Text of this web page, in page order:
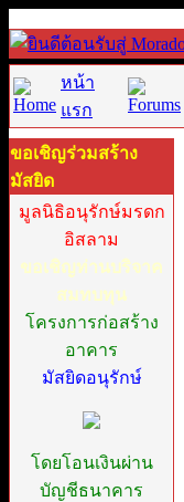
หน้า
แรก
ขอเชิญร่วมสร้าง
มัสยิด
มูลนิธิอนุรักษ์มรดก
อิสลาม
ขอเชิญท่านบริจาค
สมทบทุน
โครงการก่อสร้าง
อาคาร
มัสยิดอนุรักษ์
โดยโอนเงินผ่าน
บัญชีธนาคาร